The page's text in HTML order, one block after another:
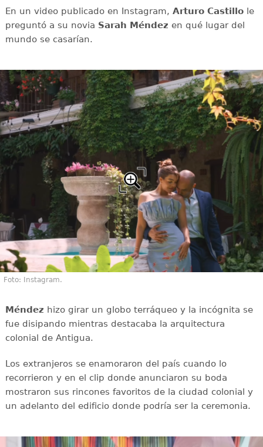
En un video publicado en Instagram, Arturo Castillole
preguntó a su novia Sarah Méndez en qué lugar del
mundo se casarían.
Foto: Instagram.
Méndez hizo girar un globo terráqueo y la incógnita se
fue disipando mientras destacaba la arquitectura
colonial de Antigua.
Los extranjeros se enamoraron del país cuando lo
recorrieron y en el clip donde anunciaron su boda
mostraron sus rincones favoritos de la ciudad colonial y
un adelanto del edificio donde podría ser la ceremonia.